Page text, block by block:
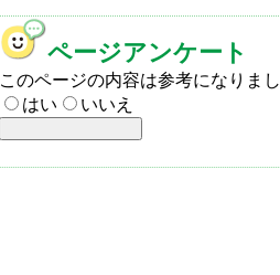
ページアンケート
このページの内容は参考になりま
はい
いいえ